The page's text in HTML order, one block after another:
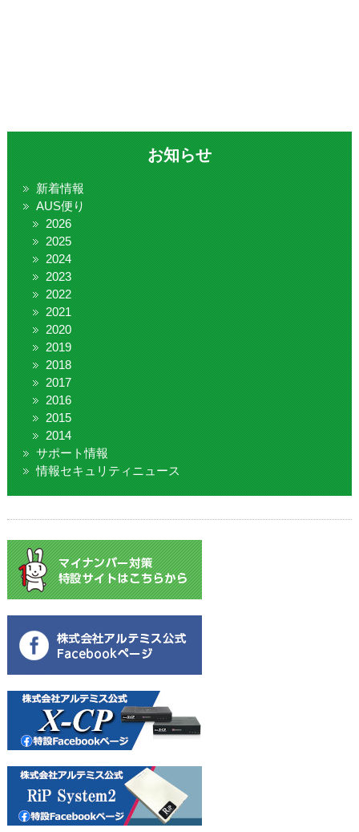
お知らせ
新着情報
AUS便り
2026
2025
2024
2023
2022
2021
2020
2019
2018
2017
2016
2015
2014
サポート情報
情報セキュリティニュース